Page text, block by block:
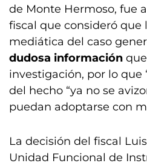
de Monte Hermoso, fue
fiscal que consideró que
mediática del caso
dudosa información
investigación, por lo que
del hecho “ya no se
puedan adoptarse con
La decisión del fiscal
Unidad Funcional de